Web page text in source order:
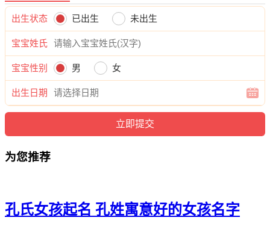
媛、冰秋、艺嫣、清梦、虞虹。
出生状态 已出生 未出生
宝宝姓氏
宝宝性别 男 女
出生日期
为您推荐
孔氏女孩起名 孔姓寓意好的女孩名字